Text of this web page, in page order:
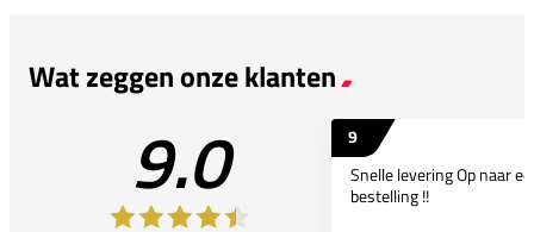
Wat zeggen onze klanten
9.0
9
Snelle levering Op naar
bestelling !!